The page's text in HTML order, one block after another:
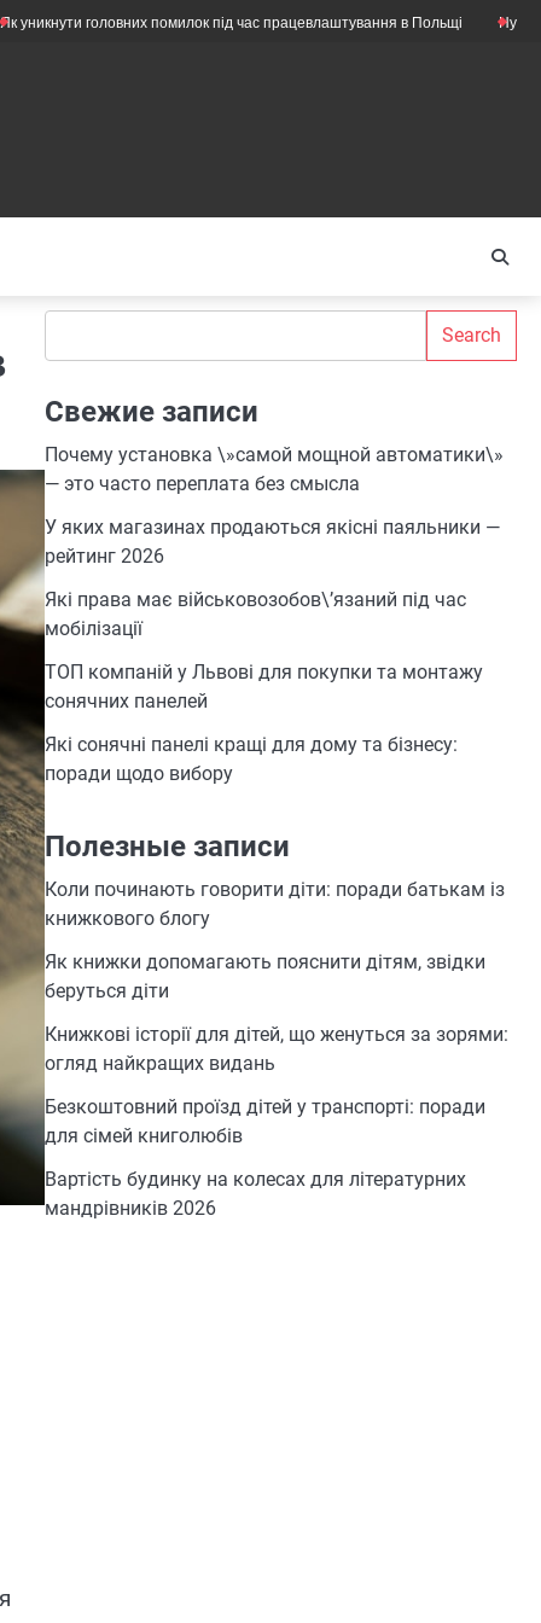
головних помилок під час працевлаштування в Польщі Нужны ли ещё
Search
Свежие записи
Почему установка \»самой мощной автоматики\»
— это часто переплата без смысла
У яких магазинах продаються якісні паяльники —
рейтинг 2026
Які права має військовозобов\’язаний під час
мобілізації
ТОП компаній у Львові для покупки та монтажу
сонячних панелей
Які сонячні панелі кращі для дому та бізнесу:
поради щодо вибору
Полезные записи
Коли починають говорити діти: поради батькам із
книжкового блогу
Як книжки допомагають пояснити дітям, звідки
беруться діти
Книжкові історії для дітей, що женуться за зорями:
огляд найкращих видань
Безкоштовний проїзд дітей у транспорті: поради
для сімей книголюбів
Вартість будинку на колесах для літературних
мандрівників 2026